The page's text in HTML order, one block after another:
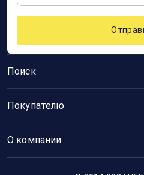
Поиск
Покупателю
О компании